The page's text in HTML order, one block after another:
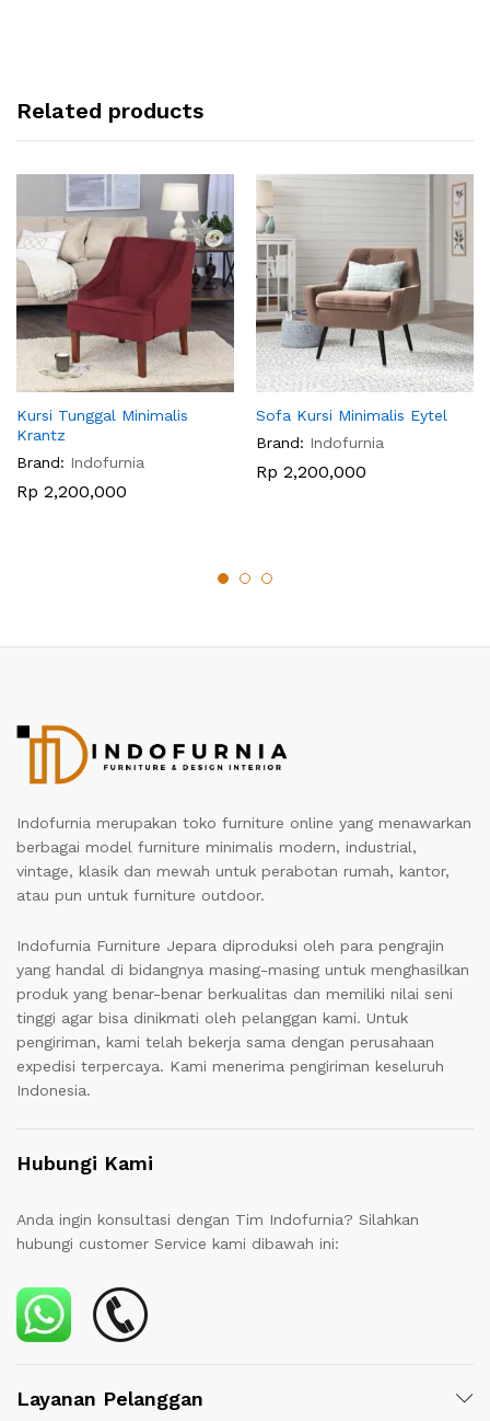
Related products
Kursi Tunggal Minimalis
Krantz
Brand: Indofurnia
Rp 2,200,000
Sofa Kursi Minimalis Eytel
Brand: Indofurnia
Rp 2,200,000
Indofurnia merupakan toko furniture online yang menawarkan
berbagai model furniture minimalis modern, industrial,
vintage, klasik dan mewah untuk perabotan rumah, kantor,
atau pun untuk furniture outdoor.
Indofurnia Furniture Jepara diproduksi oleh para pengrajin
yang handal di bidangnya masing-masing untuk menghasilkan
produk yang benar-benar berkualitas dan memiliki nilai seni
tinggi agar bisa dinikmati oleh pelanggan kami. Untuk
pengiriman, kami telah bekerja sama dengan perusahaan
expedisi terpercaya. Kami menerima pengiriman keseluruh
Indonesia.
Hubungi Kami
Anda ingin konsultasi dengan Tim Indofurnia? Silahkan
hubungi customer Service kami dibawah ini:
Layanan Pelanggan